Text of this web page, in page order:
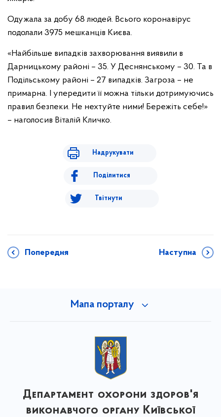
Одужала за добу 68 людей. Всього коронавірус
подолали 3975 мешканців Києва.
«Найбільше випадків захворювання виявили в
Дарницькому районі – 35. У Деснянському – 30. Та в
Подільському районі – 27 випадків. Загроза – не
примарна. І упередити її можна тільки дотримуючись
правил безпеки. Не нехтуйте ними! Бережіть себе!»
– наголосив Віталій Кличко.
Надрукувати
Поділитися
Твітнути
Попередня Наступна
Мапа порталу
Департамент охорони здоров'я
виконавчого органу Київської